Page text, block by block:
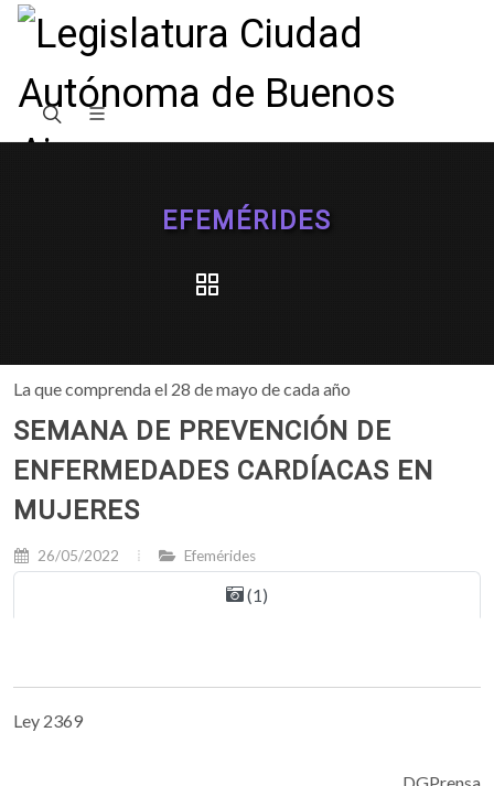
EFEMÉRIDES
La que comprenda el 28 de mayo de cada año
SEMANA DE PREVENCIÓN DE
ENFERMEDADES CARDÍACAS EN
MUJERES
26/05/2022 Efemérides
(1)
Ley 2369